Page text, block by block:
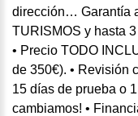
dirección… Garantía
TURISMOS y hasta
• Precio TODO
de 350€). • Revisión
15 días de prueba o
cambiamos! •